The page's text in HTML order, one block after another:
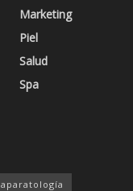
Marketing
Piel
Salud
Spa
aparatología